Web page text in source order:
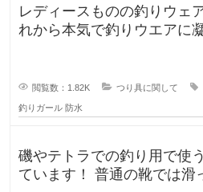
レディースものの釣りウェア
れから本気で釣りウエアに
閲覧数：1.82K つり具に関して
釣りガール 防水
磯やテトラでの釣り用で使
ています！ 普通の靴では滑